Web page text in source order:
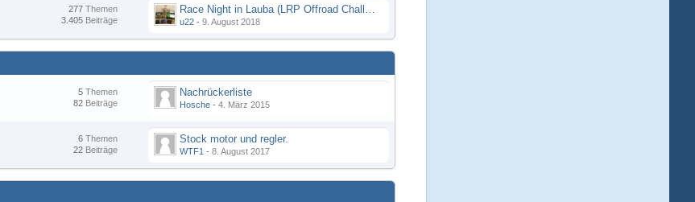
Themen
277
Beiträge
3.405
Race Night in Lauba (LRP Offroad Challenge und freie Klassen) 25/26.08
u22 - 9. August 2018
Themen
5
Beiträge
82
Nachrückerliste
Hosche - 4. März 2015
Themen
6
Beiträge
22
Stock motor und regler.
WTF1 - 8. August 2017